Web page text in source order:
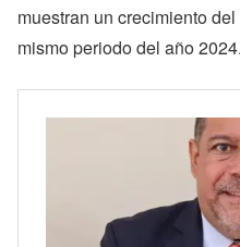
muestran un crecimiento
mismo periodo del año 2024.